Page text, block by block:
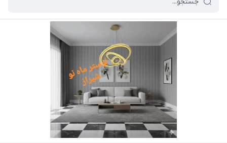
ماه نو / فهرست محصولات